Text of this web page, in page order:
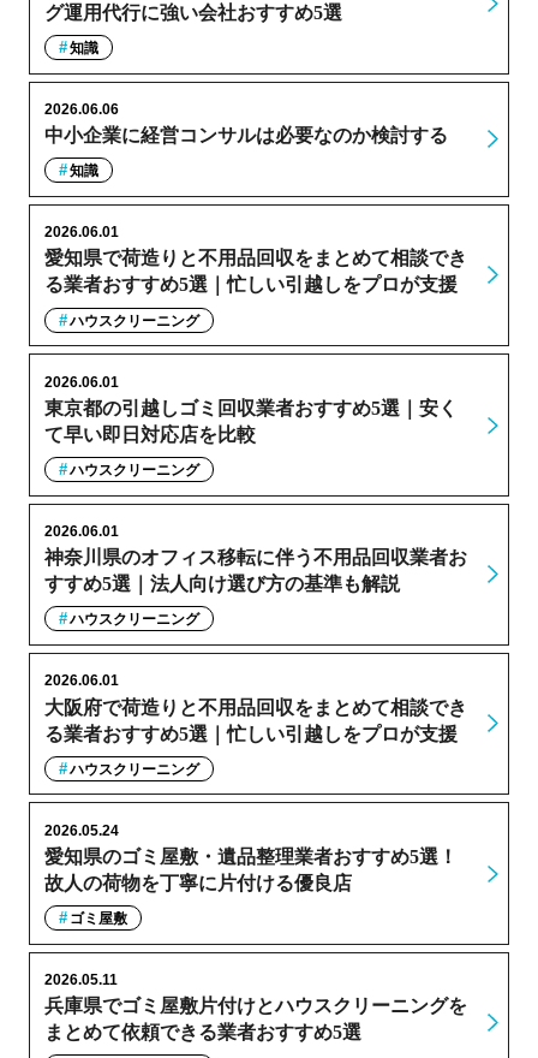
グ運用代行に強い会社おすすめ5選
知識
中小企業に経営コンサルは必要なのか検討する
2026.06.06
知識
愛知県で荷造りと不用品回収をまとめて相談でき
る業者おすすめ5選｜忙しい引越しをプロが支援
2026.06.01
ハウスクリーニング
東京都の引越しゴミ回収業者おすすめ5選｜安く
て早い即日対応店を比較
2026.06.01
ハウスクリーニング
神奈川県のオフィス移転に伴う不用品回収業者お
すすめ5選｜法人向け選び方の基準も解説
2026.06.01
ハウスクリーニング
大阪府で荷造りと不用品回収をまとめて相談でき
る業者おすすめ5選｜忙しい引越しをプロが支援
2026.06.01
ハウスクリーニング
愛知県のゴミ屋敷・遺品整理業者おすすめ5選！
故人の荷物を丁寧に片付ける優良店
2026.05.24
ゴミ屋敷
兵庫県でゴミ屋敷片付けとハウスクリーニングを
まとめて依頼できる業者おすすめ5選
2026.05.11